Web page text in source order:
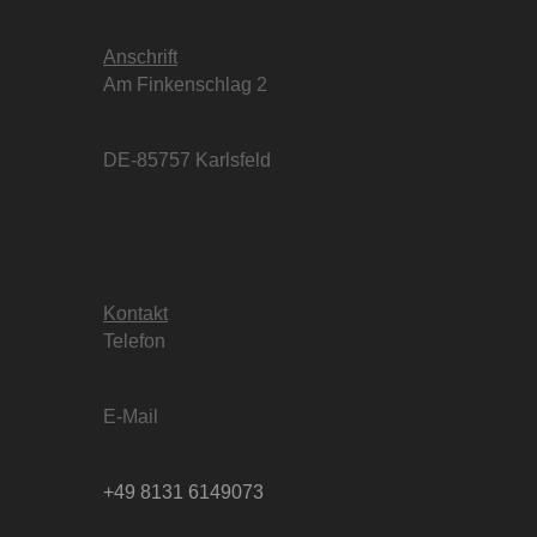
Anschrift
Am Finkenschlag 2
DE-85757 Karlsfeld
Kontakt
Telefon
E-Mail
+49 8131 6149073